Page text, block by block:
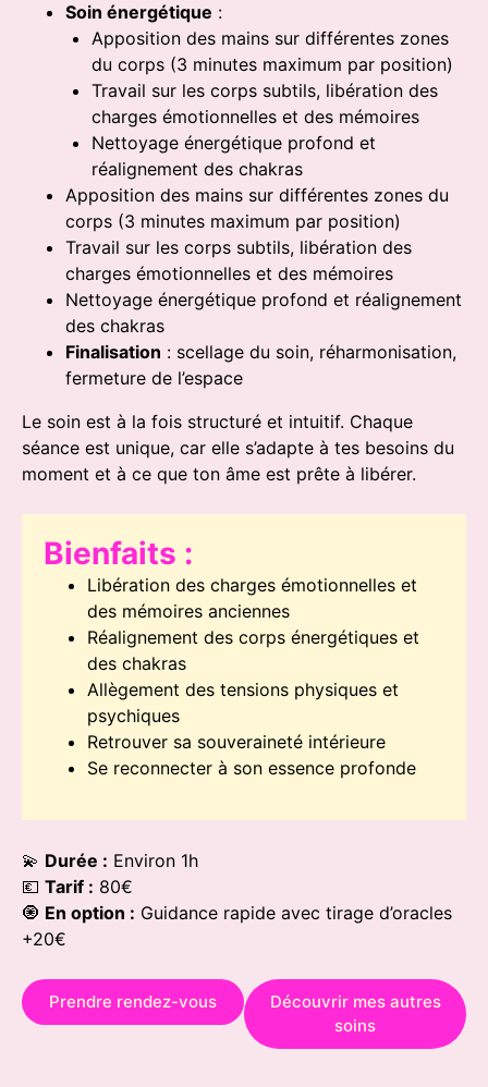
Soin énergétique :
Apposition des mains sur différentes zones
du corps (3 minutes maximum par position)
Travail sur les corps subtils, libération des
charges émotionnelles et des mémoires
Nettoyage énergétique profond et
réalignement des chakras
Apposition des mains sur différentes zones du
corps (3 minutes maximum par position)
Travail sur les corps subtils, libération des
charges émotionnelles et des mémoires
Nettoyage énergétique profond et réalignement
des chakras
Finalisation : scellage du soin, réharmonisation,
fermeture de l’espace
Le soin est à la fois structuré et intuitif. Chaque
séance est unique, car elle s’adapte à tes besoins du
moment et à ce que ton âme est prête à libérer.
Bienfaits :
Libération des charges émotionnelles et
des mémoires anciennes
Réalignement des corps énergétiques et
des chakras
Allègement des tensions physiques et
psychiques
Retrouver sa souveraineté intérieure
Se reconnecter à son essence profonde
💫 Durée : Environ 1h
💶 Tarif : 80€
🧿 En option : Guidance rapide avec tirage d’oracles
+20€
Prendre rendez-vous
Découvrir mes autres
soins